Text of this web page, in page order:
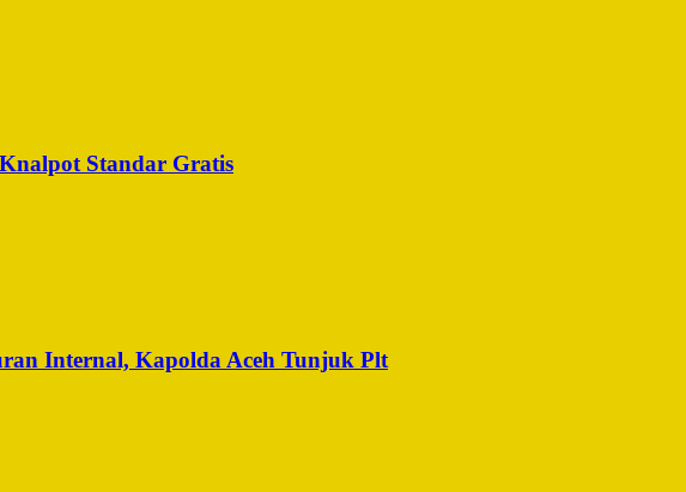
Standar Gratis
Internal, Kapolda Aceh Tunjuk Plt